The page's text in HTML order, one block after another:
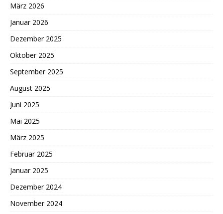
März 2026
Januar 2026
Dezember 2025
Oktober 2025
September 2025
August 2025
Juni 2025
Mai 2025
März 2025
Februar 2025
Januar 2025
Dezember 2024
November 2024